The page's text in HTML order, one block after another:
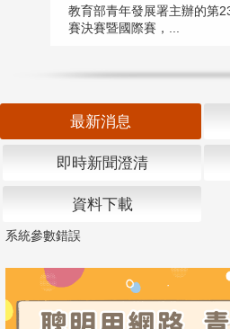
教育部青年發展署主辦的第
賽決賽暨國際賽，...
最新消息
即時新聞澄清
資料下載
系統參數錯誤